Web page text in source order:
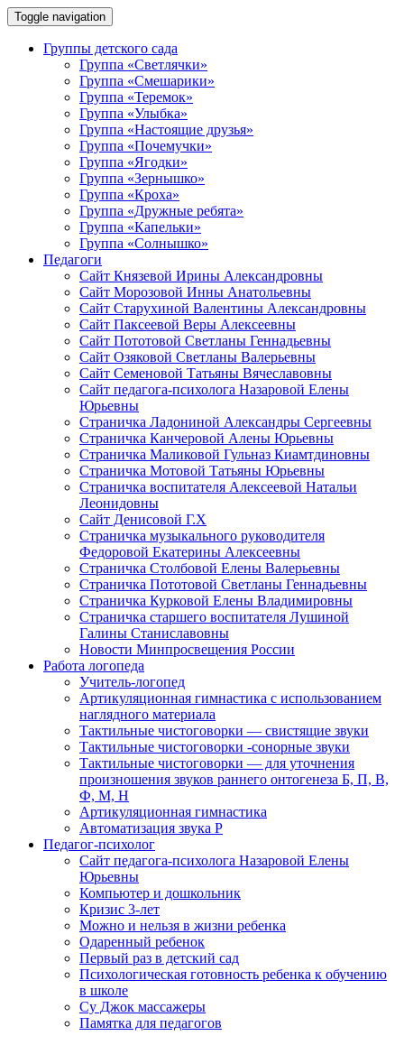
Toggle navigation
Группы детского сада
Группа «Светлячки»
Группа «Смешарики»
Группа «Теремок»
Группа «Улыбка»
Группа «Настоящие друзья»
Группа «Почемучки»
Группа «Ягодки»
Группа «Зернышко»
Группа «Кроха»
Группа «Дружные ребята»
Группа «Капельки»
Группа «Солнышко»
Педагоги
Сайт Князевой Ирины Александровны
Сайт Морозовой Инны Анатольевны
Сайт Старухиной Валентины Александровны
Сайт Паксеевой Веры Алексеевны
Сайт Пототовой Светланы Геннадьевны
Сайт Озяковой Светланы Валерьевны
Сайт Семеновой Татьяны Вячеславовны
Сайт педагога-психолога Назаровой Елены
Юрьевны
Страничка Ладониной Александры Сергеевны
Страничка Канчеровой Алены Юрьевны
Страничка Маликовой Гульназ Киамтдиновны
Страничка Мотовой Татьяны Юрьевны
Cтраничка воспитателя Алексеевой Натальи
Леонидовны
Сайт Денисовой Г.Х
Страничка музыкального руководителя
Федоровой Екатерины Алексеевны
Страничка Столбовой Елены Валерьевны
Страничка Пототовой Светланы Геннадьевны
Страничка Курковой Елены Владимировны
Страничка старшего воспитателя Лушиной
Галины Станиславовны
Новости Минпросвещения России
Работа логопеда
Учитель-логопед
Артикуляционная гимнастика с использованием
наглядного материала
Тактильные чистоговорки — свистящие звуки
Тактильные чистоговорки -сонорные звуки
Тактильные чистоговорки — для уточнения
произношения звуков раннего онтогенеза Б, П, В,
Ф, М, Н
Артикуляционная гимнастика
Автоматизация звука Р
Педагог-психолог
Сайт педагога-психолога Назаровой Елены
Юрьевны
Компьютер и дошкольник
Кризис 3-лет
Можно и нельзя в жизни ребенка
Одаренный ребенок
Первый раз в детский сад
Психологическая готовность ребенка к обучению
в школе
Су Джок массажеры
Памятка для педагогов